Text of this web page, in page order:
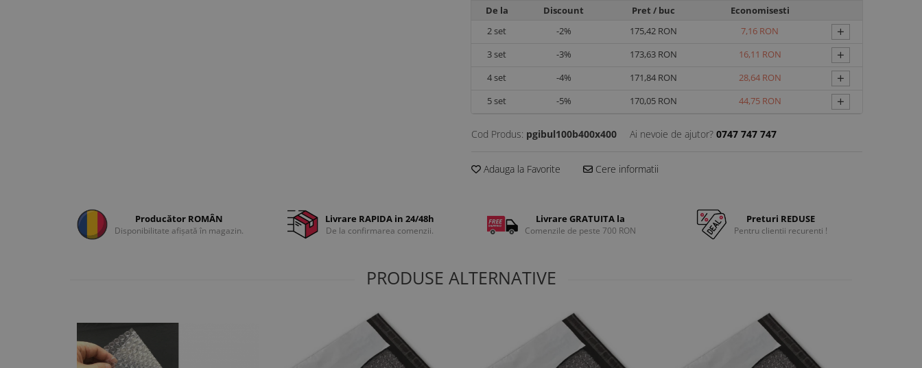
De la
Discount Pret / buc
Economisesti
2set -2% 175,42 RON 7,16 RON +
3set -3% 173,63 RON 16,11 RON +
4set -4% 171,84 RON 28,64 RON +
5set -5% 170,05 RON 44,75 RON +
Cod Produs: pgibul100b400x400 Ai nevoie de ajutor? 0747 747 747
Adauga la Favorite Cere informatii
Producător ROMÂN
Disponibilitate afișată în magazin.
Livrare RAPIDA in 24/48h
De la confirmarea comenzii.
Livrare GRATUITA la
Comenzile de peste 700 RON
Preturi REDUSE
Pentru clientii recurenti !
PRODUSE ALTERNATIVE